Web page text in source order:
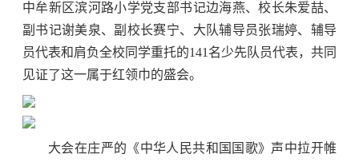
中牟新区滨河路小学党支部书记边海燕、校长朱爱喆、
副书记谢美泉、副校长赛宁、大队辅导员张瑞婷、辅导
员代表和肩负全校同学重托的141名少先队员代表，共同
见证了这一属于红领巾的盛会。
大会在庄严的《中华人民共和国国歌》声中拉开帷